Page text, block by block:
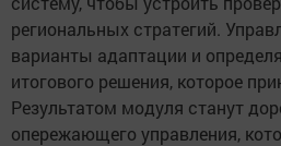
региональных стратегий.
варианты адаптации и
итогового решения, которое
Результатом модуля станут
опережающего управления,